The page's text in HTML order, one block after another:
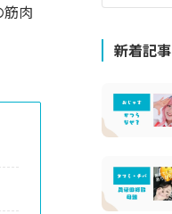
筋肉
新着記事